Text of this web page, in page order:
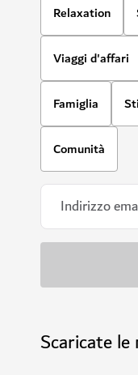
Relaxation
Viaggi d'affari
Famiglia
Comunità
Scaricate